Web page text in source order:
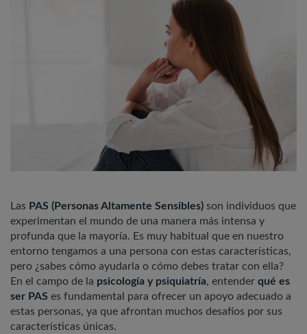
Las PAS (Personas Altamente Sensibles) son individuos que
experimentan el mundo de una manera más intensa y
profunda que la mayoría. Es muy habitual que en nuestro
entorno tengamos a una persona con estas características,
pero ¿sabes cómo ayudarla o cómo debes tratar con ella?
En el campo de la psicología y psiquiatría, entender qué es
ser PAS es fundamental para ofrecer un apoyo adecuado a
estas personas, ya que afrontan muchos desafíos por sus
características únicas.